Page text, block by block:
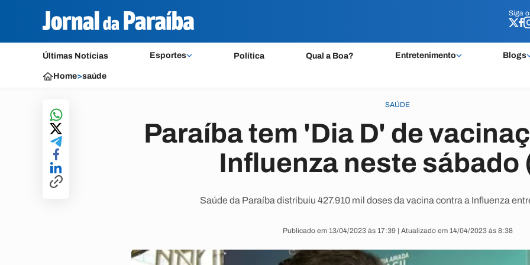
Siga o
Últimas Notícias Esportes Política Qual a Boa? Entretenimento Blogs
Siga o
Home>saúde
SAÚDE
Paraíba tem 'Dia D' de
Influenza neste sábado
Saúde da Paraíba distribuiu 427.910 mil doses da vacina contra a Influenza
Publicado em 13/04/2023 às 17:39 | Atualizado em 14/04/2023 às 8:38